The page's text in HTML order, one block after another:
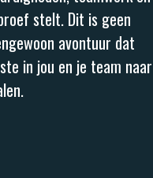
stelt. Dit is geen
avontuur dat
in jou en je team naar